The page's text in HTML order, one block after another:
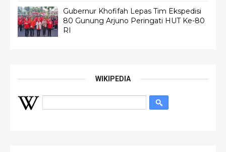
Gubernur Khofifah Lepas Tim Ekspedisi
80 Gunung Arjuno Peringati HUT Ke-80
RI
WIKIPEDIA